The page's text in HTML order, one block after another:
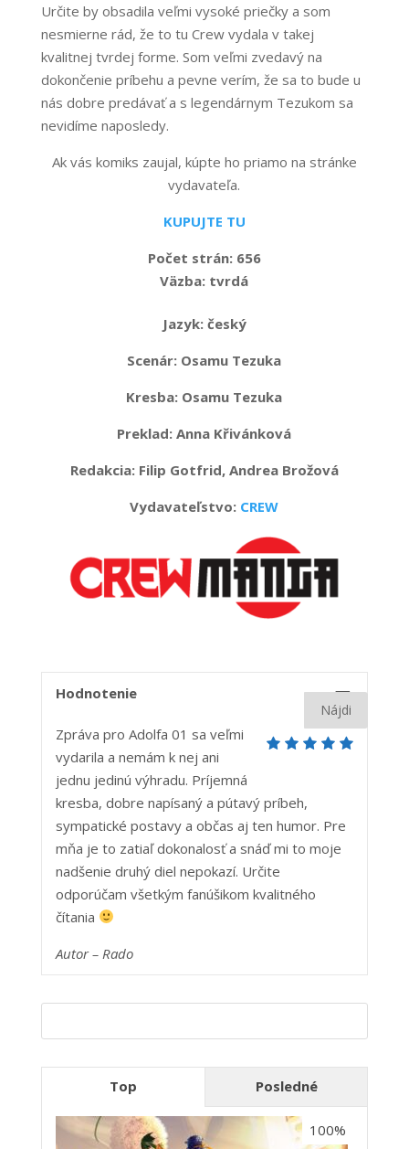
Určite by obsadila veľmi vysoké priečky a som
nesmierne rád, že to tu Crew vydala v takej
kvalitnej tvrdej forme. Som veľmi zvedavý na
dokončenie príbehu a pevne verím, že sa to bude u
nás dobre predávať a s legendárnym Tezukom sa
nevidíme naposledy.
Ak vás komiks zaujal, kúpte ho priamo na stránke
vydavateľa.
KUPUJTE TU
Počet strán: 656
Väzba: tvrdá
Jazyk:český
Scenár: Osamu Tezuka
Kresba: Osamu Tezuka
Preklad: Anna Křivánková
Redakcia: Filip Gotfrid, Andrea Brožová
Vydavateľstvo: CREW
5
Hodnotenie
Zpráva pro Adolfa 01 sa veľmi
vydarila a nemám k nej ani
jednu jedinú výhradu. Príjemná
kresba, dobre napísaný a pútavý príbeh,
sympatické postavy a občas aj ten humor. Pre
mňa je to zatiaľ dokonalosť a snáď mi to moje
nadšenie druhý diel nepokazí. Určite
odporúčam všetkým fanúšikom kvalitného
čítania
Autor – Rado
Top Posledné
100%